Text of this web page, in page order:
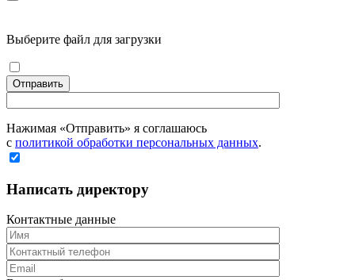
Выберите файл для загрузки
Отправить
Нажимая «Отправить» я соглашаюсь
с политикой обработки персональных данных.
Написать директору
Контактные данные